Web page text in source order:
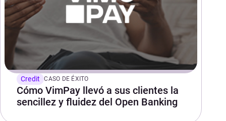
Credit CASO DE ÉXITO
Cómo VimPay llevó a sus clientes la
sencillez y fluidez del Open Banking